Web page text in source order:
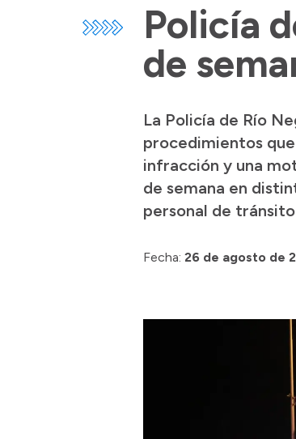
Policía
de
La Policía de Río
procedimientos
infracción y una
de semana en
personal de
Fecha: 26 de agosto de